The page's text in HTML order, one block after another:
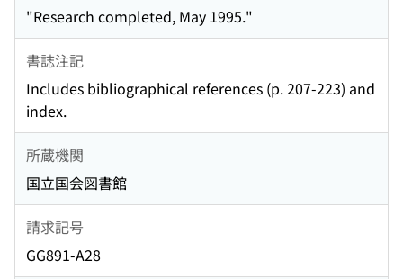
"Research completed, May 1995."
書誌注記
Includes bibliographical references (p. 207-223) and
index.
所蔵機関
国立国会図書館
請求記号
GG891-A28